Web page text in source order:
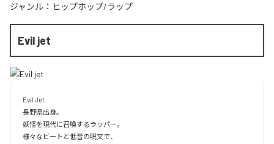
ジャンル： ヒップホップ/ラップ
Evil jet
Evil Jet
長野県出身。
妖怪を現代に召喚するラッパー。
様々なビートと低音の呪文で、